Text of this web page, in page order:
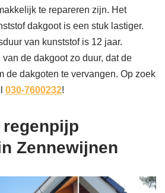
te repareren zijn. Het
dakgoot is een stuk lastiger.
van kunststof is 12 jaar.
de dakgoot zo duur, dat de
de dakgoten te vervangen. Op zoek
030-7600232!
Zennewijnen